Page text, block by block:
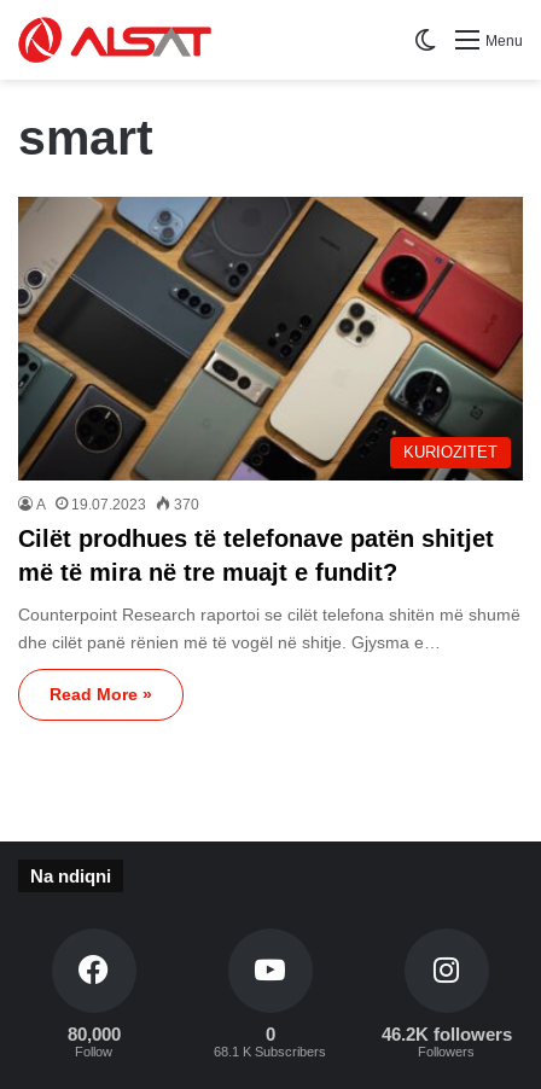
Menu
Switch skin
smart
KURIOZITET
A 19.07.2023 370
Cilët prodhues të telefonave patën shitjet
më të mira në tre muajt e fundit?
Counterpoint Research raportoi se cilët telefona shitën më shumë
dhe cilët panë rënien më të vogël në shitje. Gjysma e…
Read More »
Na ndiqni
80,000
Follow
0
68.1 K Subscribers
46.2K followers
Followers